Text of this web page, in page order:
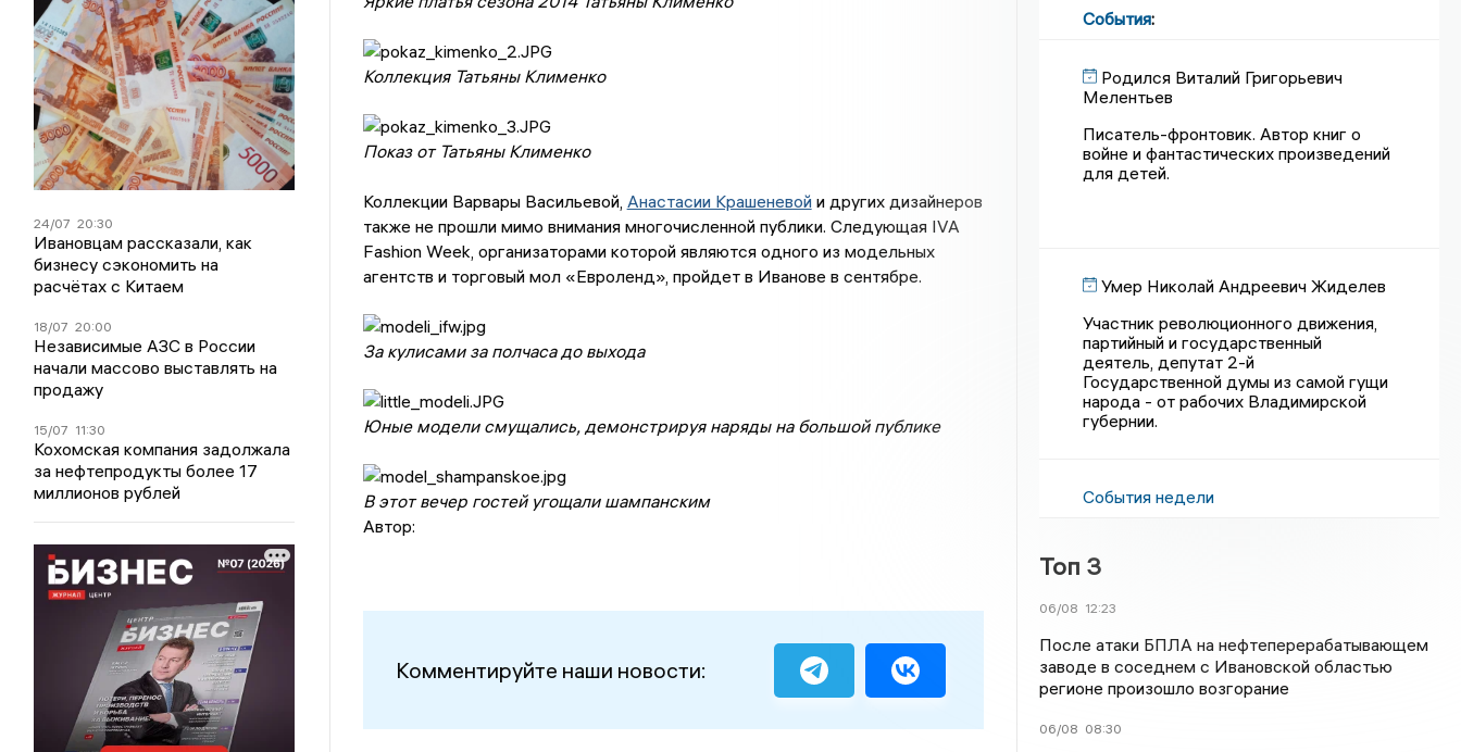
24/07 20:30
Ивановцам рассказали, как
бизнесу сэкономить на
расчётах с Китаем
18/07 20:00
Независимые АЗС в России
начали массово выставлять на
продажу
15/07 11:30
Кохомская компания задолжала
за нефтепродукты более 17
миллионов рублей
Коллекция Татьяны Клименко
Показ от Татьяны Клименко
Коллекции Варвары Васильевой, Анастасии Крашеневойи других дизайнеров
также не прошли мимо внимания многочисленной публики. Следующая IVA
Fashion Week, организаторами которой являются одного из модельных
агентств и торговый мол «Евроленд», пройдет в Иванове в сентябре.
За кулисами за полчаса до выхода
Юные модели смущались, демонстрируя наряды на большой публике
В этот вечер гостей угощали шампанским
Автор:
Комментируйте наши новости:
События:
Родился Виталий Григорьевич
Мелентьев
Писатель-фронтовик. Автор книг о
войне и фантастических произведений
для детей.
Умер Николай Андреевич Жиделев
Участник революционного движения,
партийный и государственный
деятель, депутат 2-й
Государственной думы из самой гущи
народа - от рабочих Владимирской
губернии.
События недели
Топ 3
06/08 12:23
После атаки БПЛА на нефтеперерабатывающем
заводе в соседнем с Ивановской областью
регионе произошло возгорание
06/08 08:30